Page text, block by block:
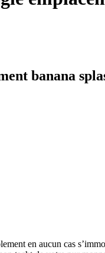
banana
en aucun cas